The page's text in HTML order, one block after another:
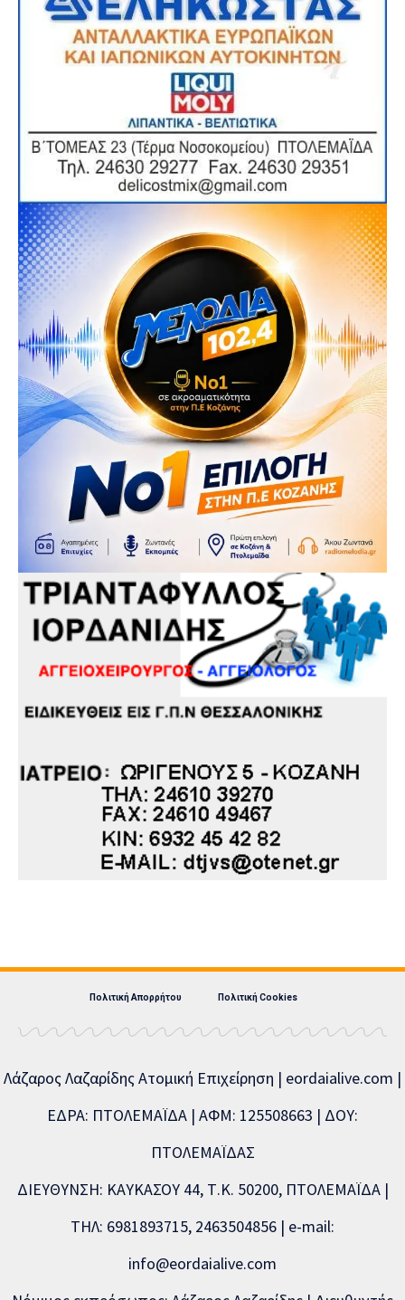
Πολιτική Απορρήτου Πολιτική Cookies
Λάζαρος Λαζαρίδης Ατομική Επιχείρηση | eordaialive.com |
ΕΔΡΑ: ΠΤΟΛΕΜΑΪΔΑ | ΑΦΜ: 125508663 | ΔΟΥ:
ΠΤΟΛΕΜΑΪΔΑΣ
ΔΙΕΥΘΥΝΣΗ: ΚΑΥΚΑΣΟΥ 44, Τ.Κ. 50200, ΠΤΟΛΕΜΑΪΔΑ |
ΤΗΛ: 6981893715, 2463504856 | e-mail:
info@eordaialive.com